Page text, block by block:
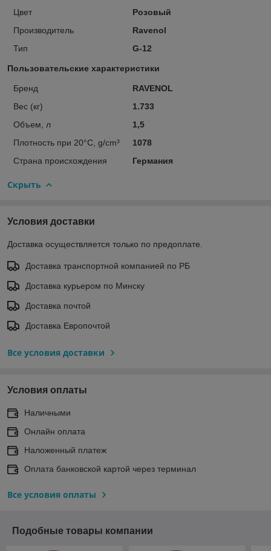
Цвет
Розовый
Производитель
Ravenol
Тип
G-12
Пользовательские характеристики
Бренд
RAVENOL
Вес (кг)
1.733
Объем, л
1,5
Плотность при 20°C, g/cm³
1078
Страна происхождения
Германия
Скрыть
Условия доставки
Доставка осуществляется только по предоплате.
Доставка транспортной компанией по РБ
Доставка курьером по Минску
Доставка почтой
Доставка Европочтой
Все условия доставки
Условия оплаты
Наличными
Онлайн оплата
Наложенный платеж
Оплата банковской картой через терминал
Все условия оплаты
Подобные товары компании